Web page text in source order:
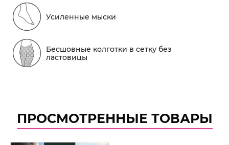
Усиленные мыски
Бесшовные колготки в сетку без
ластовицы
ПРОСМОТРЕННЫЕ ТОВАРЫ